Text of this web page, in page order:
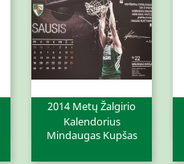
2014 Metų Žalgirio
Kalendorius
Mindaugas Kupšas
Greita peržiūra